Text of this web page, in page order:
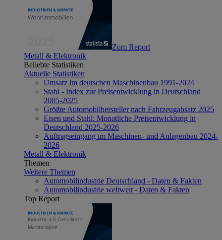
Zum Report
Metall & Elektronik
Beliebte Statistiken
Aktuelle Statistiken
Umsatz im deutschen Maschinenbau 1991-2024
Stahl - Index zur Preisentwicklung in Deutschland
2005-2025
Größte Automobilhersteller nach Fahrzeugabsatz 2025
Eisen und Stahl: Monatliche Preisentwicklung in
Deutschland 2025-2026
Auftragseingang im Maschinen- und Anlagenbau 2024-
2026
Metall & Elektronik
Themen
Weitere Themen
Automobilindustrie Deutschland - Daten & Fakten
Automobilindustrie weltweit - Daten & Fakten
Top Report